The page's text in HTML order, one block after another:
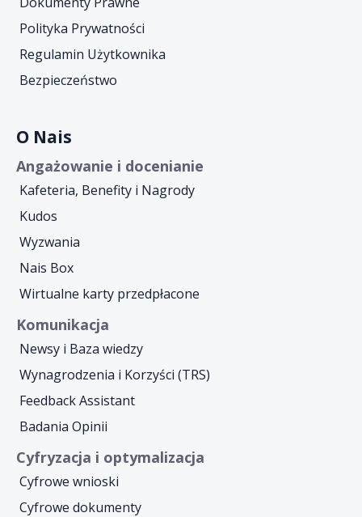
Polityka Prywatności
Regulamin Użytkownika
Bezpieczeństwo
O Nais
Angażowanie i docenianie
Kafeteria, Benefity i Nagrody
Kudos
Wyzwania
Nais Box
Wirtualne karty przedpłacone
Komunikacja
Newsy i Baza wiedzy
Wynagrodzenia i Korzyści (TRS)
Feedback Assistant
Badania Opinii
Cyfryzacja i optymalizacja
Cyfrowe wnioski
Cyfrowe dokumenty